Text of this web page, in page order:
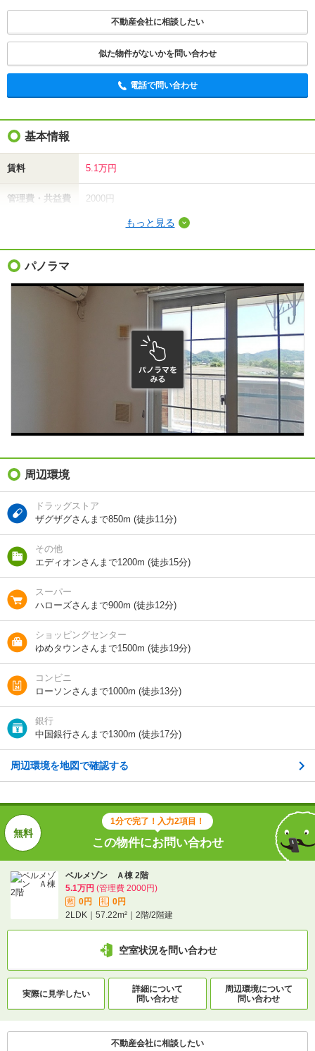
不動産会社に相談したい
似た物件がないかを問い合わせ
電話で問い合わせ
基本情報
賃料 5.1万円
管理費・共益費 2000円
礼金（敷引・償
却金）
木造
2006年7月
2階/2階建
向き 南
住所
地図を見る
この物件にお問い合わせ
ベルメゾン Ａ棟 2階
5.1万円 (管理費 2000円)
敷 0円 礼
0円
2LDK｜57.22m²｜2階/2階建
実際に 見学したい
詳細について
間取り・設備を
不動産会社に相談したい
電話で問い合わせ
もっと見る
パノラマ
周辺環境
ドラッグストア
ザグザグさんまで850m (徒歩11分)
その他
エディオンさんまで1200m (徒歩15分)
スーパー
ハローズさんまで900m (徒歩12分)
ショッピングセンター
ゆめタウンさんまで1500m (徒歩19分)
コンビニ
ローソンさんまで1000m (徒歩13分)
銀行
中国銀行さんまで1300m (徒歩17分)
周辺環境を地図で確認する
1分で完了！入力2項目！
この物件にお問い合わせ
ベルメゾン Ａ棟 2階
5.1万円 (管理費 2000円)
敷 0円 礼
0円
2LDK｜57.22m²｜2階/2階建
空室状況を問い合わせ
実際に見学したい
詳細について
問い合わせ
周辺環境について
問い合わせ
不動産会社に相談したい